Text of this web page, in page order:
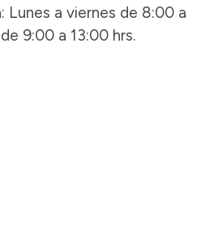
Lunes a viernes de 8:00 a
9:00 a 13:00 hrs.